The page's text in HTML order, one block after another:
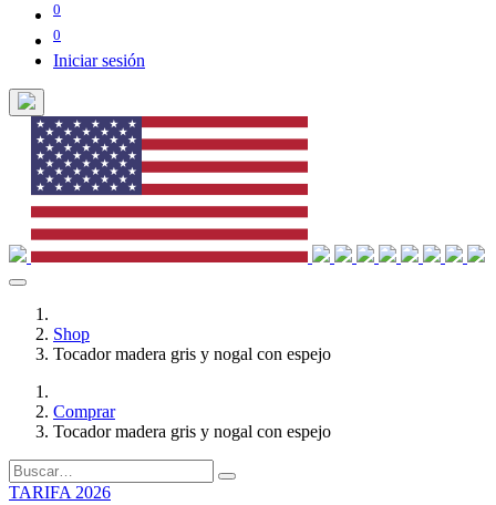
0
0
Iniciar sesión
Shop
Tocador madera gris y nogal con espejo
Comprar
Tocador madera gris y nogal con espejo
TARIFA 2026